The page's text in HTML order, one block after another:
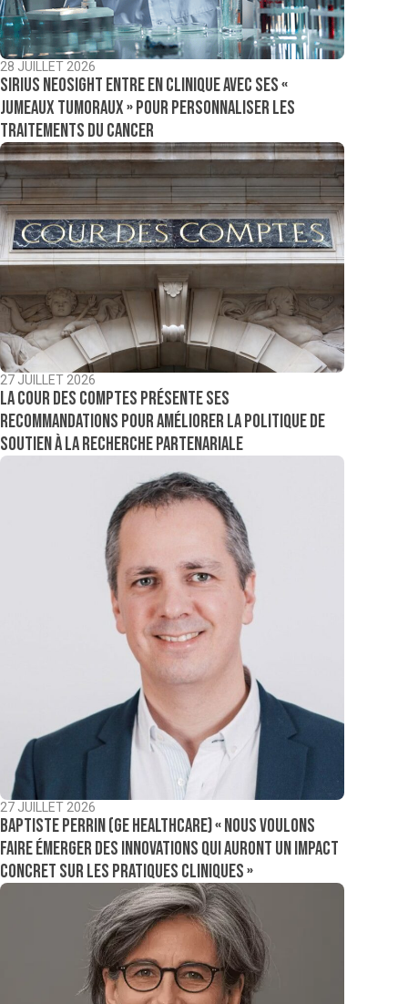
28 JUILLET 2026
Sirius NeoSight entre en clinique avec ses «
jumeaux tumoraux » pour personnaliser les
traitements du cancer
27 JUILLET 2026
La Cour des comptes présente ses
recommandations pour améliorer la politique de
soutien à la recherche partenariale
27 JUILLET 2026
Baptiste Perrin (GE Healthcare) « Nous voulons
faire émerger des innovations qui auront un impact
concret sur les pratiques cliniques »